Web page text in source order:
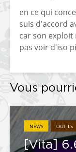
en ce qui
suis d'accord
car son exploit
pas voir d'iso
Vous
NEWS OUTILS
[Vita]